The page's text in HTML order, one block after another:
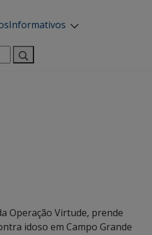
Informativos
Operação Virtude, prende
idoso em Campo Grande